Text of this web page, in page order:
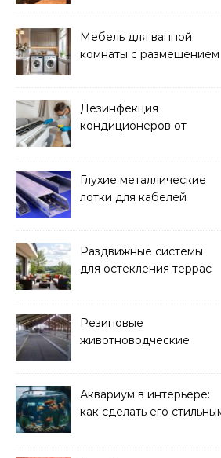
Мебель для ванной
комнаты с размещением
Дезинфекция
кондиционеров от
Глухие металлические
лотки для кабелей
Раздвижные системы
для остекления террас
Резиновые
животноводческие
решать
Аквариум в интерьере:
как сделать его